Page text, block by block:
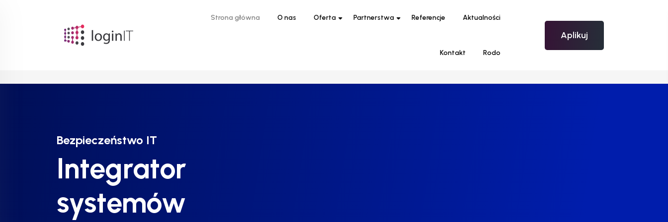
Strona główna O nas Oferta Partnerstwa Referencje Aktualności
Kontakt Rodo
Aplikuj
Bezpieczeństwo IT
Integrator
systemów
Bezpieczeństwo IT
Integrator
systemów
Bezpieczeństwo IT
Integrator
systemów